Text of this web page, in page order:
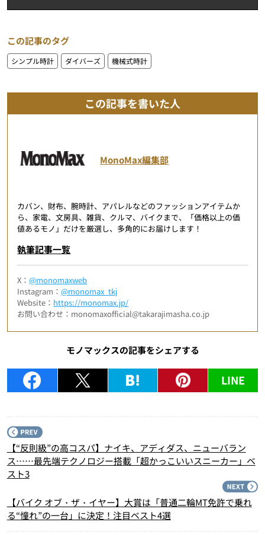
この記事のタグ
シンプル時計 ダイバーズ 機械式時計
この記事を書いた人
MonoMax編集部
カバン、財布、腕時計、アパレルなどのファッションアイテムか
ら、家電、文房具、雑貨、クルマ、バイクまで、「価格以上の価
値あるモノ」だけを厳選し、多角的にお届けします！
執筆記事一覧
X：@monomaxweb
Instagram：@monomax_tkj
Website： https://monomax.jp/
お問い合わせ：monomaxofficial@takarajimasha.co.jp
モノマックスの記事をシェアする
LINE
【“反則級”の高コスパ】ナイキ、アディダス、ニューバラン
ス……最先端テクノロジー搭載「超かっこいいスニーカー」ベ
スト3
【バイク オブ・ザ・イヤー】大賞は「普通二輪MT免許で乗れ
る“憧れ”の一台」に決定！注目ベスト4選